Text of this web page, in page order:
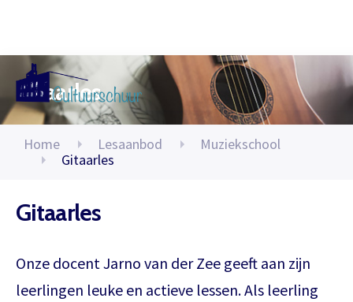
Gitaarles
Home Lesaanbod
Muziekschool
Gitaarles
Gitaarles
Onze docent Jarno van der Zee geeft aan zijn
leerlingen leuke en actieve lessen. Als leerling